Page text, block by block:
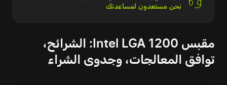
نحن مستعدون لمساعدتك
مقبس Intel LGA 1200: الشرائح،
توافق المعالجات، وجدوى الشراء